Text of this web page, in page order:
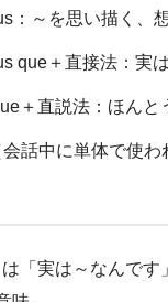
：～を思い描く、
que＋直接法：実
＋直説法：ほんと
話中に単体で使わ
は「実は～なんで